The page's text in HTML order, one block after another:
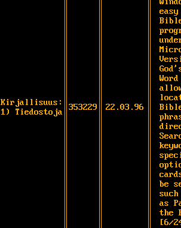
Kirjallisuus:
1) Tiedostoja
353229 22.03.96
be
such
as
the
[6/